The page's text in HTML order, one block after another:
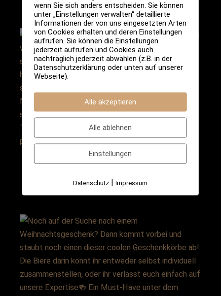
wenn Sie sich anders entscheiden. Sie können
unter „Einstellungen verwalten“ detaillierte
Informationen der von uns eingesetzten Arten
von Cookies erhalten und deren Einstellungen
aufrufen. Sie können die Einstellungen
jederzeit aufrufen und Cookies auch
nachträglich jederzeit abwählen (z.B. in der
Datenschutzerklärung oder unten auf unserer
Webseite).
Alle akzeptieren
Alle ablehnen
Einstellungen
Datenschutz |Impressum